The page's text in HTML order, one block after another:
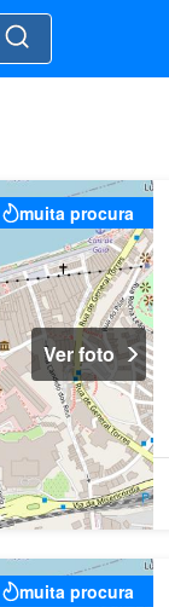
muita procura
Ver foto
muita procura